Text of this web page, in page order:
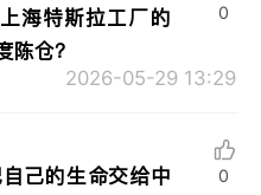
海特斯拉工厂的
陈仓？
2026-05-29 13:29
0
己的生命交给中
0